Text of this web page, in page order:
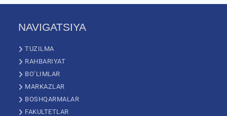
NAVIGATSIYA
TUZILMA
RAHBARIYAT
BO’LIMLAR
MARKAZLAR
BOSHQARMALAR
FAKULTETLAR